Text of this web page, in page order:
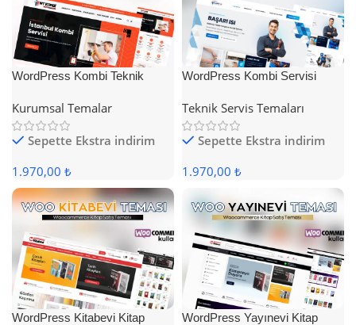
WordPress Kombi Teknik
Kurumsal Temalar
Sepette Ekstra indirim
1.970,00 ₺
WordPress Kombi Servisi
Teknik Servis Temaları
Sepette Ekstra indirim
1.970,00 ₺
WordPress Kitabevi Kitap
WordPress Yayınevi Kitap